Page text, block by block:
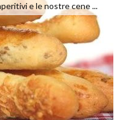
e le nostre cene ...